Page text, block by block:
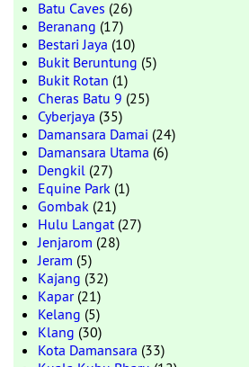
Batu Caves (26)
Beranang (17)
Bestari Jaya (10)
Bukit Beruntung (5)
Bukit Rotan (1)
Cheras Batu 9 (25)
Cyberjaya (35)
Damansara Damai (24)
Damansara Utama (6)
Dengkil (27)
Equine Park (1)
Gombak (21)
Hulu Langat(27)
Jenjarom (28)
Jeram (5)
Kajang (32)
Kapar(21)
Kelang (5)
Klang (30)
Kota Damansara (33)